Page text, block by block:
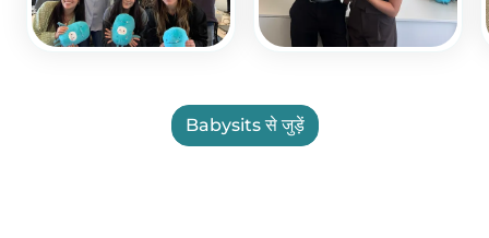
Babysits से जुड़ें